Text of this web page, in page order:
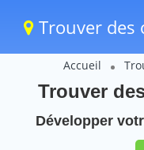
Trouver des
Accueil
Trouver
Développer